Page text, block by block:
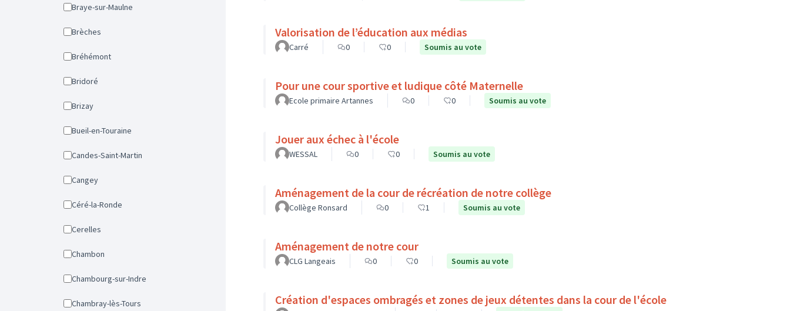
Braye-sur-Maulne
Brèches
Bréhémont
Bridoré
Brizay
Bueil-en-Touraine
Candes-Saint-Martin
Cangey
Céré-la-Ronde
Cerelles
Chambon
Chambourg-sur-Indre
Chambray-lès-Tours
Valorisation de l’éducation aux médias
Carré 0 0 Soumis au vote
Pour une cour sportive et ludique côté Maternelle
Ecole primaire Artannes 0 0 Soumis au vote
Jouer aux échec à l'école
WESSAL 0 0 Soumis au vote
Aménagement de la cour de récréation de notre collège
Collège Ronsard 0 1 Soumis au vote
Aménagement de notre cour
CLG Langeais 0 0 Soumis au vote
Création d'espaces ombragés et zones de jeux détentes dans la cour de l'école